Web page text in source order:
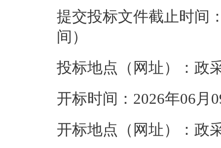
提交投标文件截止时间
间）
投标地点（网址）： 政
开标时间： 2026年06月
开标地点（网址）： 政